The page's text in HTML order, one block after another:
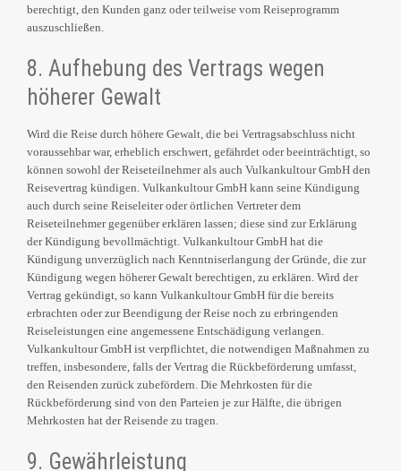
berechtigt, den Kunden ganz oder teilweise vom Reiseprogramm
auszuschließen.
8. Aufhebung des Vertrags wegen
höherer Gewalt
Wird die Reise durch höhere Gewalt, die bei Vertragsabschluss nicht
voraussehbar war, erheblich erschwert, gefährdet oder beeinträchtigt, so
können sowohl der Reiseteilnehmer als auch Vulkankultour GmbH den
Reisevertrag kündigen. Vulkankultour GmbH kann seine Kündigung
auch durch seine Reiseleiter oder örtlichen Vertreter dem
Reiseteilnehmer gegenüber erklären lassen; diese sind zur Erklärung
der Kündigung bevollmächtigt. Vulkankultour GmbH hat die
Kündigung unverzüglich nach Kenntniserlangung der Gründe, die zur
Kündigung wegen höherer Gewalt berechtigen, zu erklären. Wird der
Vertrag gekündigt, so kann Vulkankultour GmbH für die bereits
erbrachten oder zur Beendigung der Reise noch zu erbringenden
Reiseleistungen eine angemessene Entschädigung verlangen.
Vulkankultour GmbH ist verpflichtet, die notwendigen Maßnahmen zu
treffen, insbesondere, falls der Vertrag die Rückbeförderung umfasst,
den Reisenden zurück zubefördern. Die Mehrkosten für die
Rückbeförderung sind von den Parteien je zur Hälfte, die übrigen
Mehrkosten hat der Reisende zu tragen.
9. Gewährleistung